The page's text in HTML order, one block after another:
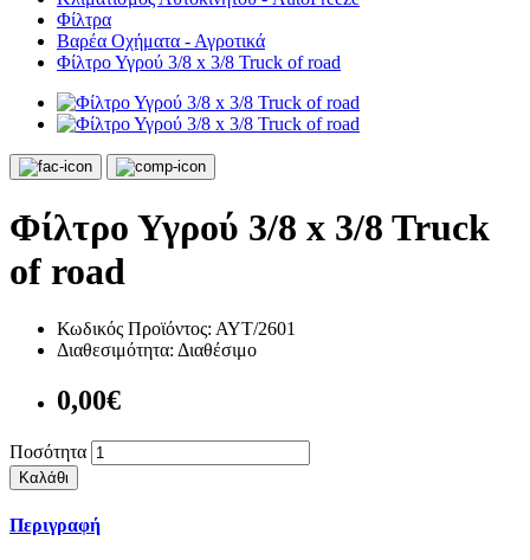
Φίλτρα
Βαρέα Οχήματα - Αγροτικά
Φίλτρο Υγρού 3/8 x 3/8 Truck of road
Φίλτρο Υγρού 3/8 x 3/8 Truck
of road
Κωδικός Προϊόντος: ΑΥΤ/2601
Διαθεσιμότητα: Διαθέσιμο
0,00€
Ποσότητα
Καλάθι
Περιγραφή